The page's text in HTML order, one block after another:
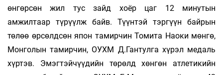
өнгөрсөн жил тус зайд хоёр цаг 12 минутын
амжилтаар түрүүлж байв. Түүнтэй тэргүүн байрын
төлөө өрсөлдсөн япон тамирчин Томита Наоки мөнгө,
Монголын тамирчин, ОУХМ Д.Гантулга хүрэл медаль
хүртэв. Эмэгтэйчүүдийн төрөлд хөнгөн атлетикийн